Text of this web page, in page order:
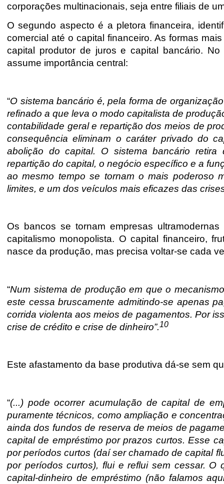
corporações multinacionais, seja entre filiais de
O segundo aspecto é a pletora financeira,
comercial até o capital financeiro. As formas
capital produtor de juros e capital bancário.
assume importância central:
“O sistema bancário é, pela forma de
refinado a que leva o modo capitalista de
contabilidade geral e repartição dos meios de
consequência eliminam o caráter privado do
abolição do capital. O sistema bancário
repartição do capital, o negócio específico e a
ao mesmo tempo se tornam o mais poderoso
limites, e um dos veículos mais eficazes das
Os bancos se tornam empresas
capitalismo monopolista. O capital financeiro,
nasce da produção, mas precisa voltar-se cada
“Num sistema de produção em que o
este cessa bruscamente admitindo-se apenas
corrida violenta aos meios de pagamentos. Por
crise de crédito e crise de dinheiro”.10
Este afastamento da base produtiva dá-se sem
“(...) pode ocorrer acumulação de capital de
puramente técnicos, como ampliação e
ainda dos fundos de reserva de meios de
capital de empréstimo por prazos curtos. Esse
por períodos curtos (daí ser chamado de capital
por períodos curtos), flui e reflui sem cessar.
capital-dinheiro de empréstimo (não falamos